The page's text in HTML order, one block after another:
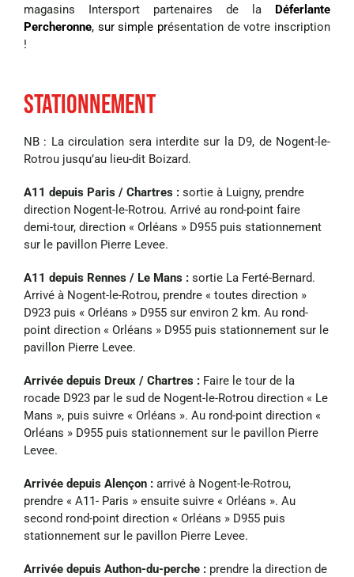
magasins Intersport partenaires de la Déferlante
Percheronne, sur simple présentation de votre inscription
!
Stationnement
NB : La circulation sera interdite sur la D9, de Nogent-le-
Rotrou jusqu’au lieu-dit Boizard.
A11 depuis Paris / Chartres : sortie à Luigny, prendre
direction Nogent-le-Rotrou. Arrivé au rond-point faire
demi-tour, direction « Orléans » D955 puis stationnement
sur le pavillon Pierre Levee.
A11 depuis Rennes / Le Mans : sortie La Ferté-Bernard.
Arrivé à Nogent-le-Rotrou, prendre « toutes direction »
D923 puis « Orléans » D955 sur environ 2 km. Au rond-
point direction « Orléans » D955 puis stationnement sur le
pavillon Pierre Levee.
Arrivée depuis Dreux / Chartres : Faire le tour de la
rocade D923 par le sud de Nogent-le-Rotrou direction « Le
Mans », puis suivre « Orléans ». Au rond-point direction «
Orléans » D955 puis stationnement sur le pavillon Pierre
Levee.
Arrivée depuis Alençon : arrivé à Nogent-le-Rotrou,
prendre « A11- Paris » ensuite suivre « Orléans ». Au
second rond-point direction « Orléans » D955 puis
stationnement sur le pavillon Pierre Levee.
Arrivée depuis Authon-du-perche : prendre la direction de